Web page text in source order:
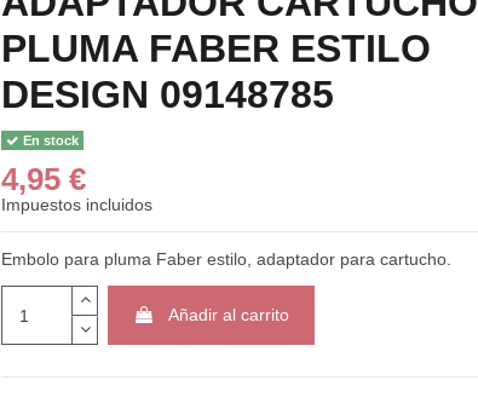
PLUMA FABER ESTILO
DESIGN 09148785
En stock
4,95 €
Impuestos incluidos
Embolo para pluma Faber estilo, adaptador para cartucho.
Añadir al carrito